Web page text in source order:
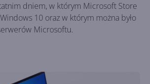
dniem, w którym Microsoft Store
10 oraz w którym można było
Microsoftu.